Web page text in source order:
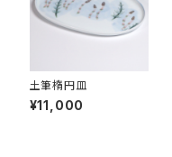
土筆楕円皿
¥11,000